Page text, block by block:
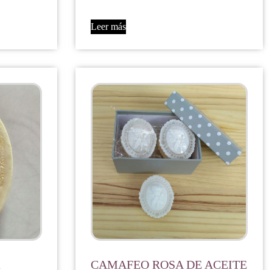
Leer más
CAMAFEO ROSA DE ACEITE